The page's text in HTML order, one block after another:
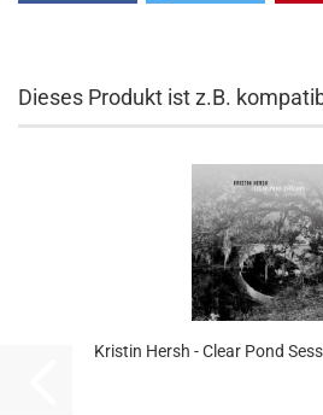
Dieses Produkt ist z.B.
Kristin Hersh - Clear Pond